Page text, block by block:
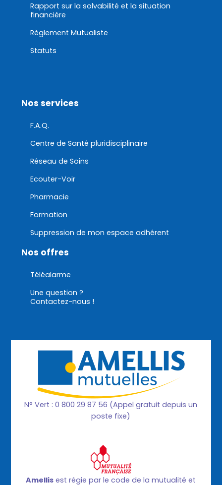
Rapport sur la solvabilité et la situation
financière
Règlement Mutualiste
Statuts
Nos services
F.A.Q.
Centre de Santé pluridisciplinaire
Réseau de Soins
Ecouter-Voir
Pharmacie
Formation
Suppression de mon espace adhérent
Nos offres
Téléalarme
Une question ?
Contactez-nous !
N° Vert : 0 800 29 87 56 (Appel gratuit depuis un
poste fixe)
Amellis est régie par le code de la mutualité et